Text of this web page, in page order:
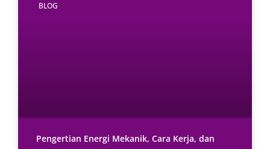
BLOG
Pengertian Energi Mekanik, Cara Kerja, dan